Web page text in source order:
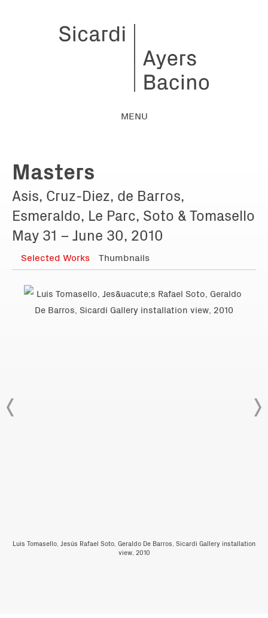
MENU
Masters
Asis, Cruz-Diez, de Barros,
Esmeraldo, Le Parc, Soto & Tomasello
May 31 – June 30, 2010
Selected Works Thumbnails
Luis Tomasello, Jesús Rafael Soto, Geraldo De Barros, Sicardi Gallery installation
view, 2010